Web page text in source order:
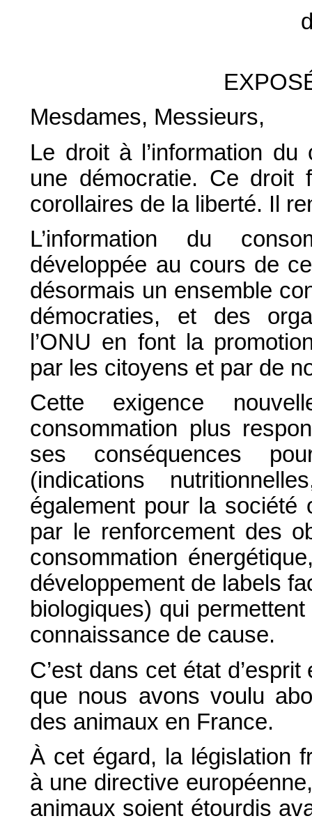
Mesdames, Messieurs,
Le droit à l’information
une démocratie. Ce droit
corollaires de la liberté. Il
L’information du
développée au cours de
désormais un ensemble
démocraties, et des
l’ONU en font la
par les citoyens et par de
Cette exigence
consommation plus
ses conséquences
(indications
également pour la société
par le renforcement des
consommation
développement de labels
biologiques) qui
connaissance de cause.
C’est dans cet état
que nous avons voulu
des animaux en France.
À cet égard, la législation
à une directive
animaux soient étourdis